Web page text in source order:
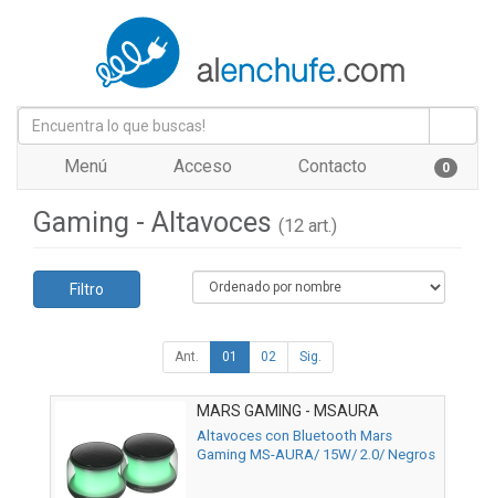
Menú Acceso Contacto 0
Gaming - Altavoces (12 art.)
Filtro
Ant. 01 02 Sig.
MARS GAMING - MSAURA
Altavoces con Bluetooth Mars
Gaming MS-AURA/ 15W/ 2.0/ Negros